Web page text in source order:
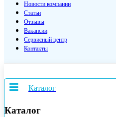
Новости компании
Статьи
Отзывы
Вакансии
Сервисный центр
Контакты
Каталог
Каталог